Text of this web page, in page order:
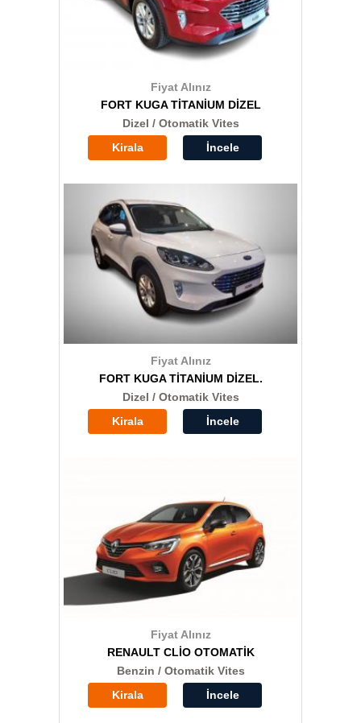
Fiyat Alınız
FORT KUGA TİTANİUM DİZEL
Dizel / Otomatik Vites
Kirala
İncele
Fiyat Alınız
FORT KUGA TİTANİUM DİZEL.
Dizel / Otomatik Vites
Kirala
İncele
Fiyat Alınız
RENAULT CLİO OTOMATİK
Benzin / Otomatik Vites
Kirala
İncele